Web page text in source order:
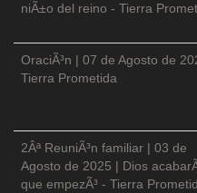
niÃ±o del reino - Tierra
OraciÃ³n | 07 de Agosto de
Tierra Prometida
2Âª ReuniÃ³n familiar | 03 de
Agosto de 2025 | Dios
que empezÃ³ - Tierra